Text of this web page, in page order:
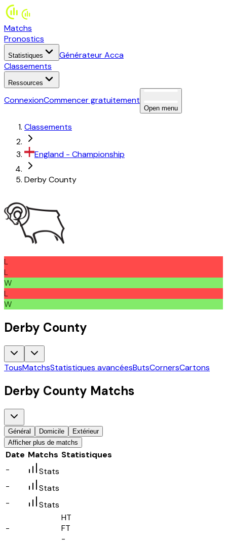
Matchs
Pronostics
Statistiques
Générateur Acca
Classements
Ressources
ConnexionCommencer gratuitement
Open menu
Classements
England - Championship
Derby County
L
L
W
L
W
Derby County
TousMatchsStatistiques avancéesButsCornersCartons
Derby County Matchs
Général Domicile
Extérieur
Afficher plus de matchs
Date Matchs Statistiques
-
Stats
-
Stats
-
Stats
-
HT
FT
-